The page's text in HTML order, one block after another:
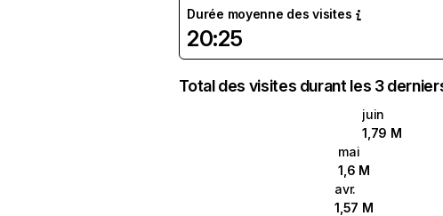
Durée moyenne des visites
20:25
Total des visites durant les 3
juin
1,79 M
mai
1,6 M
avr.
1,57 M